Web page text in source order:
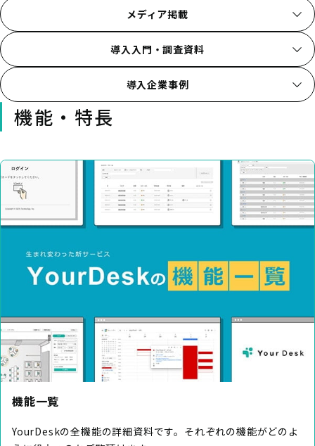
メディア掲載
導入入門・調査資料
導入企業事例
機能・特長
機能一覧
YourDeskの全機能の詳細資料です。それぞれの機能がどのよ